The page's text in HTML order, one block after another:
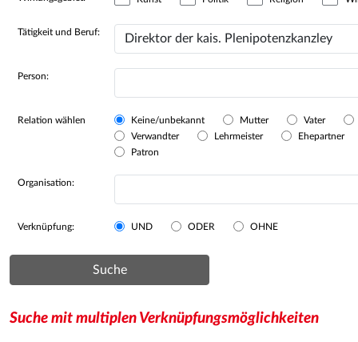
Tätigkeit und Beruf:
Person:
Relation wählen Keine/unbekannt Mutter
Vater
Verwandter
Lehrmeister
Ehepartner
Patron
Organisation:
Verknüpfung: UND ODER OHNE
Suche
Suche mit multiplen Verknüpfungsmöglichkeiten